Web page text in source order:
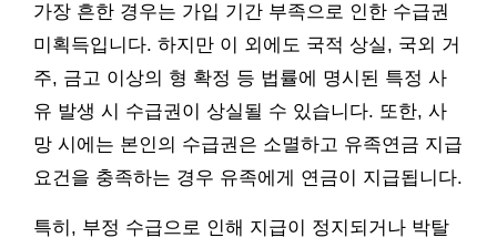
가장 흔한 경우는 가입 기간 부족으로 인한 수급권
미획득입니다. 하지만 이 외에도 국적 상실, 국외 거
주, 금고 이상의 형 확정 등 법률에 명시된 특정 사
유 발생 시 수급권이 상실될 수 있습니다. 또한, 사
망 시에는 본인의 수급권은 소멸하고 유족연금 지급
요건을 충족하는 경우 유족에게 연금이 지급됩니다.
특히, 부정 수급으로 인해 지급이 정지되거나 박탈